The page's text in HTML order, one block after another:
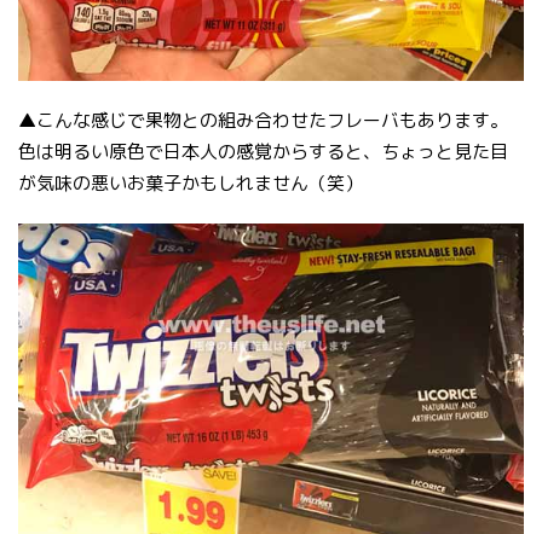
▲こんな感じで果物との組み合わせたフレーバもあります。
色は明るい原色で日本人の感覚からすると、ちょっと見た目
が気味の悪いお菓子かもしれません（笑）